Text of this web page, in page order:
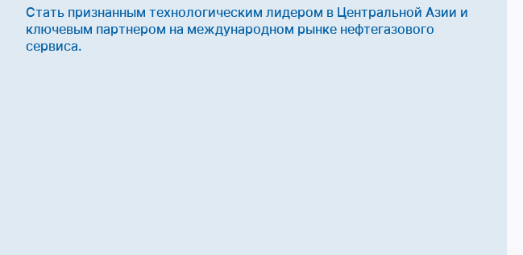
Стать признанным технологическим лидером в Центральной Азии и
ключевым партнером на международном рынке нефтегазового
сервиса.